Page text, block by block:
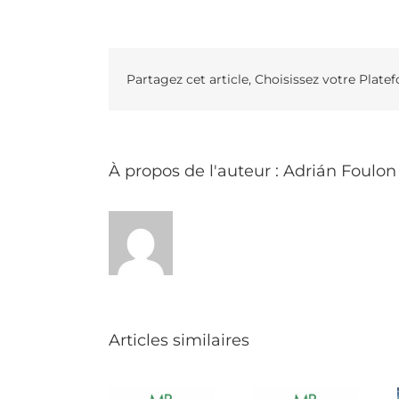
Partagez cet article, Choisissez votre
À propos de l'auteur : Adrián Foulon
Articles similaires